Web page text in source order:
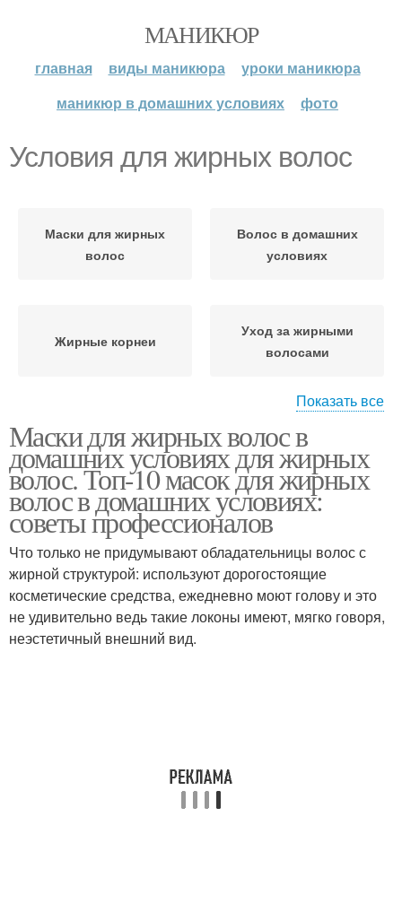
МАНИКЮР
главная виды маникюра
уроки маникюра
маникюр в домашних условиях
фото
Условия для жирных волос
Маски для жирных
волос
Волос в домашних
условиях
Жирные корнеи
Уход за жирными
волосами
условиях
корней
Маска от жирных волос
Маска для жирных
волос
Яйцо для волос
Полоскание для
Показать все
Маски для жирных волос в
домашних условиях для жирных
волос. Топ-10 масок для жирных
волос в домашних условиях:
советы профессионалов
Что только не придумывают обладательницы волос с
жирной структурой: используют дорогостоящие
косметические средства, ежедневно моют голову и это
не удивительно ведь такие локоны имеют, мягко говоря,
неэстетичный внешний вид.